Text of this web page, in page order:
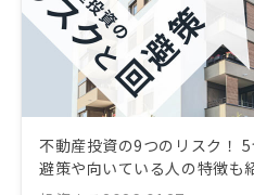
不動産投資の9つのリスク！
避策や向いている人の特徴も